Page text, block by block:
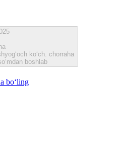
ko‘ch. chorraha
boshlab
bo‘ling